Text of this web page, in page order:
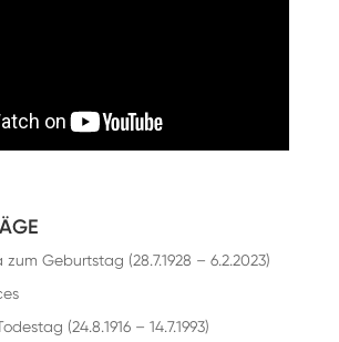
zum Geburtstag (28.7.1928 – 6.2.2023)
(24.8.1916 – 14.7.1993)